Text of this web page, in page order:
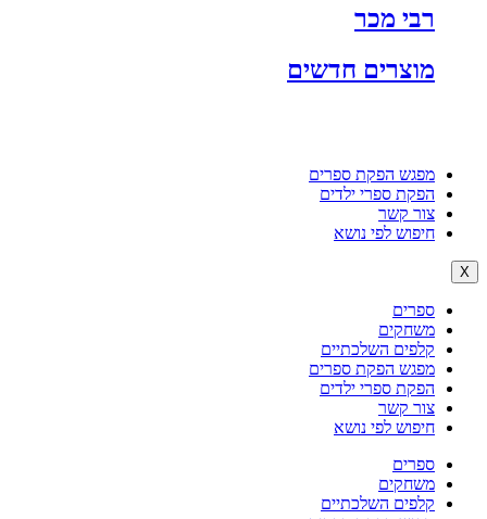
רבי מכר
מוצרים חדשים
מפגש הפקת ספרים
הפקת ספרי ילדים
צור קשר
חיפוש לפי נושא
X
ספרים
משחקים
קלפים השלכתיים
מפגש הפקת ספרים
הפקת ספרי ילדים
צור קשר
חיפוש לפי נושא
ספרים
משחקים
קלפים השלכתיים